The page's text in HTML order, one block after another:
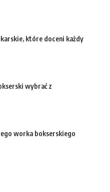
które doceni każdy
wybrać z
worka bokserskiego